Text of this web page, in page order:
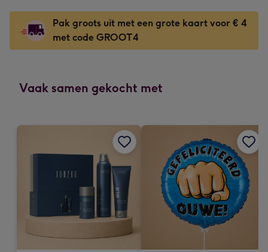
120
x
160
mm
Dimensions:
167
x
€6,49
-
Voor
indruk
241
333
Pak groots uit met een grote kaart voor € 4
met code GROOT4
Vaak samen gekocht met